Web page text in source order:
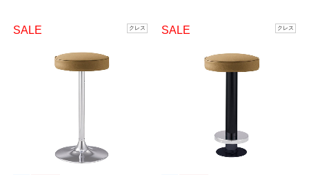
SALE クレス SALE クレス